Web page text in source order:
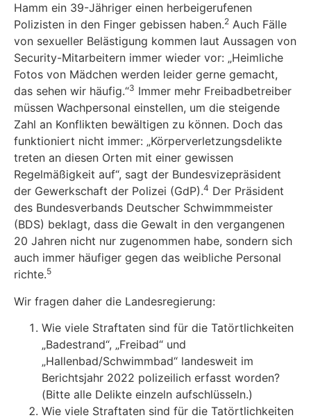
Hamm ein 39-Jähriger einen herbeigerufenen
Polizisten in den Finger gebissen haben.2 Auch Fälle
von sexueller Belästigung kommen laut Aussagen von
Security-Mitarbeitern immer wieder vor: „Heimliche
Fotos von Mädchen werden leider gerne gemacht,
das sehen wir häufig.“3 Immer mehr Freibadbetreiber
müssen Wachpersonal einstellen, um die steigende
Zahl an Konflikten bewältigen zu können. Doch das
funktioniert nicht immer: „Körperverletzungsdelikte
treten an diesen Orten mit einer gewissen
Regelmäßigkeit auf“, sagt der Bundesvizepräsident
der Gewerkschaft der Polizei (GdP).4 Der Präsident
des Bundesverbands Deutscher Schwimmmeister
(BDS) beklagt, dass die Gewalt in den vergangenen
20 Jahren nicht nur zugenommen habe, sondern sich
auch immer häufiger gegen das weibliche Personal
richte.5
Wir fragen daher die Landesregierung:
Wie viele Straftaten sind für die Tatörtlichkeiten
„Badestrand“, „Freibad“ und
„Hallenbad/Schwimmbad“ landesweit im
Berichtsjahr 2022 polizeilich erfasst worden?
(Bitte alle Delikte einzeln aufschlüsseln.)
Wie viele Straftaten sind für die Tatörtlichkeiten